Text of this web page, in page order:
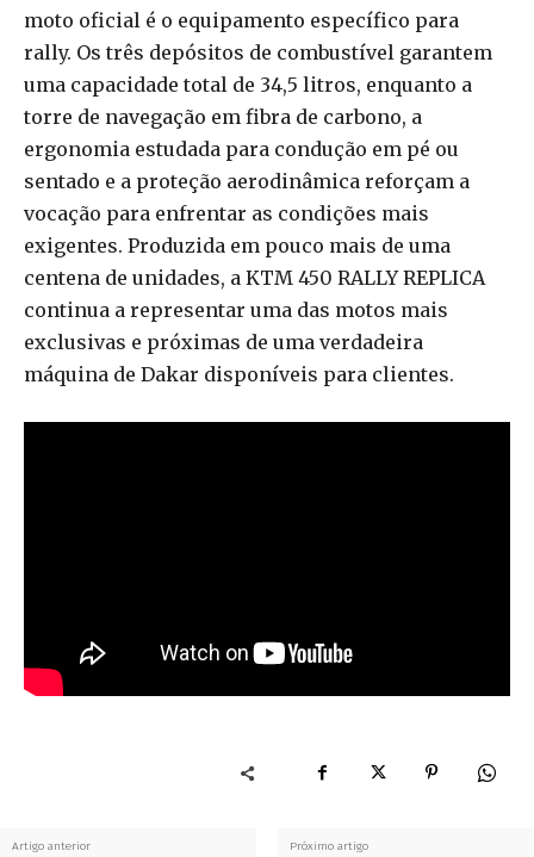
moto oficial é o equipamento específico para
rally. Os três depósitos de combustível garantem
uma capacidade total de 34,5 litros, enquanto a
torre de navegação em fibra de carbono, a
ergonomia estudada para condução em pé ou
sentado e a proteção aerodinâmica reforçam a
vocação para enfrentar as condições mais
exigentes. Produzida em pouco mais de uma
centena de unidades, a KTM 450 RALLY REPLICA
continua a representar uma das motos mais
exclusivas e próximas de uma verdadeira
máquina de Dakar disponíveis para clientes.
Artigo anterior Próximo artigo